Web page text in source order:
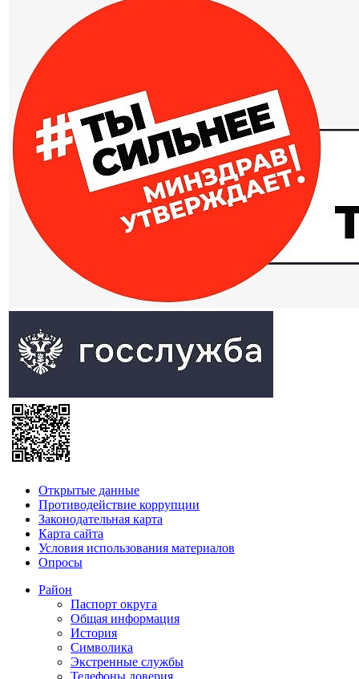
Открытые данные
Противодействие коррупции
Законодательная карта
Карта сайта
Условия использования материалов
Опросы
Район
Паспорт округа
Общая информация
История
Символика
Экстренные службы